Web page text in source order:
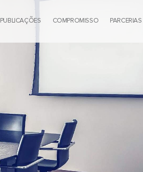
PUBLICAÇÕES COMPROMISSO PARCERIAS